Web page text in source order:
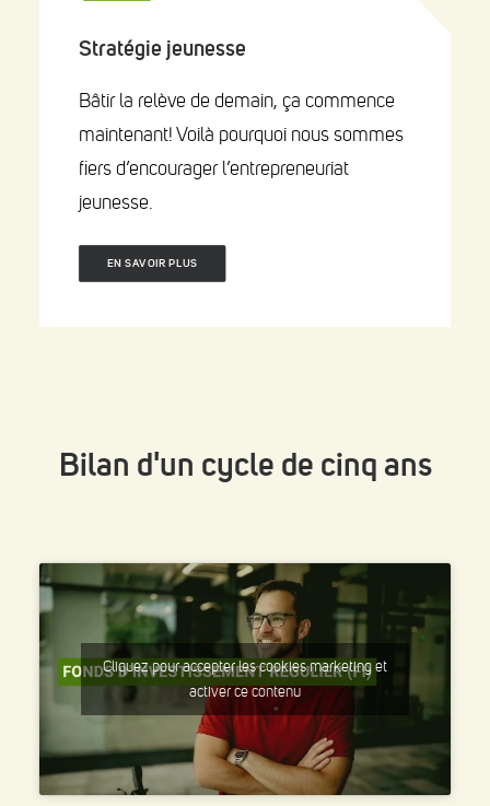
Stratégie jeunesse
Bâtir la relève de demain, ça commence
maintenant! Voilà pourquoi nous sommes
fiers d’encourager l’entrepreneuriat
jeunesse.
EN SAVOIR PLUS
Bilan d'un cycle de cinq ans
Cliquez pour accepter les cookies marketing et
activer ce contenu